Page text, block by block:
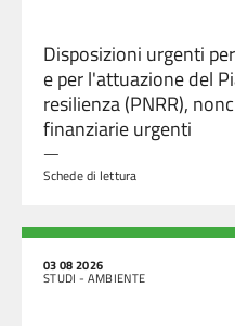
Disposizioni urgenti
e per l'attuazione del
resilienza (PNRR),
finanziarie urgenti
—
Schede di lettura
03 08 2026
STUDI - AMBIENTE